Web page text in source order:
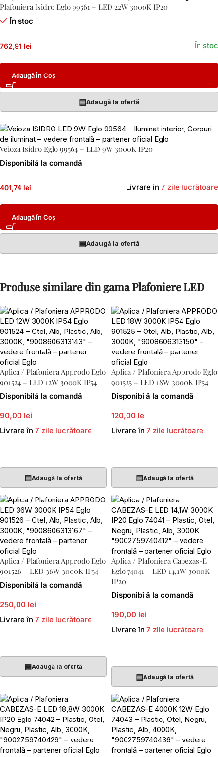
Plafoniera Isidro Eglo 99561 – LED 22W 3000K IP20
În stoc
762,91 lei În stoc
Adaugă În Coș
▤Adaugă la ofertă
Veioza Isidro Eglo 99564 – LED 9W 3000K IP20
Disponibilă la comandă
401,74 lei Livrare în 7 zile lucrătoare
Adaugă În Coș
▤Adaugă la ofertă
Produse similare din gama Plafoniere LED
Aplica / Plafoniera Approdo Eglo
901524 – LED 12W 3000K IP54
Disponibilă la comandă
90,00 lei
Livrare în 7 zile lucrătoare
▤Adaugă la ofertă
Aplica / Plafoniera Approdo Eglo
901525 – LED 18W 3000K IP54
Disponibilă la comandă
120,00 lei
Livrare în 7 zile lucrătoare
▤Adaugă la ofertă
Aplica / Plafoniera Approdo Eglo
901526 – LED 36W 3000K IP54
Disponibilă la comandă
250,00 lei
Livrare în 7 zile lucrătoare
▤Adaugă la ofertă
Aplica / Plafoniera Cabezas-E
Eglo 74041 – LED 14,1W 3000K
IP20
Disponibilă la comandă
190,00 lei
Livrare în 7 zile lucrătoare
▤Adaugă la ofertă